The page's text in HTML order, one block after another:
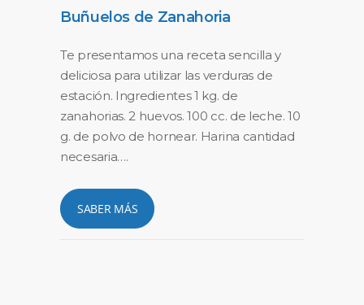
Buñuelos de Zanahoria
Te presentamos una receta sencilla y
deliciosa para utilizar las verduras de
estación. Ingredientes 1 kg. de
zanahorias. 2 huevos. 100 cc. de leche. 10
g. de polvo de hornear. Harina cantidad
necesaria….
SABER MÁS